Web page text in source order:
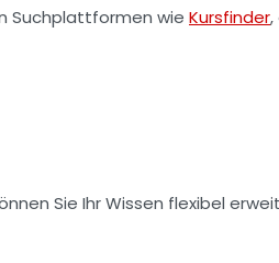
Suchplattformen wie Kursfinder,
Sie Ihr Wissen flexibel